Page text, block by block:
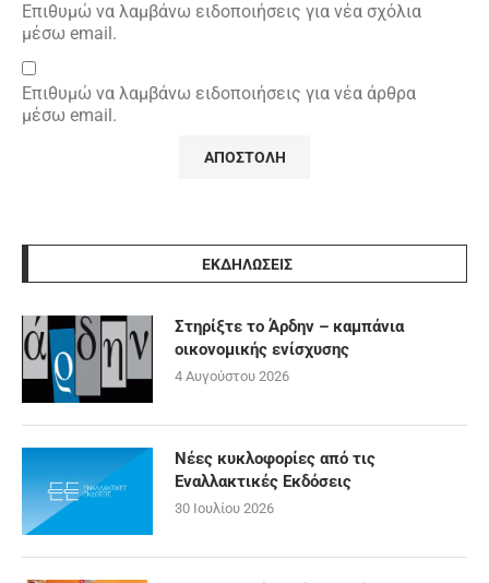
Επιθυμώ να λαμβάνω ειδοποιήσεις για νέα σχόλια
μέσω email.
Επιθυμώ να λαμβάνω ειδοποιήσεις για νέα άρθρα
μέσω email.
ΕΚΔΗΛΩΣΕΙΣ
Στηρίξτε το Άρδην – καμπάνια
οικονομικής ενίσχυσης
4 Αυγούστου 2026
Νέες κυκλοφορίες από τις
Εναλλακτικές Εκδόσεις
30 Ιουλίου 2026